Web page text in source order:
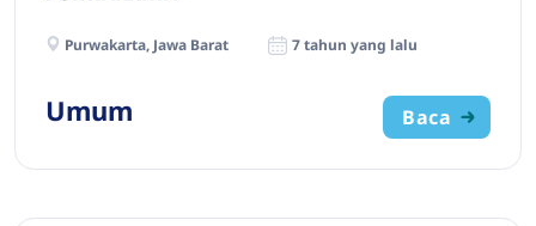
Purwakarta, Jawa Barat 7 tahun yang lalu
Umum Baca